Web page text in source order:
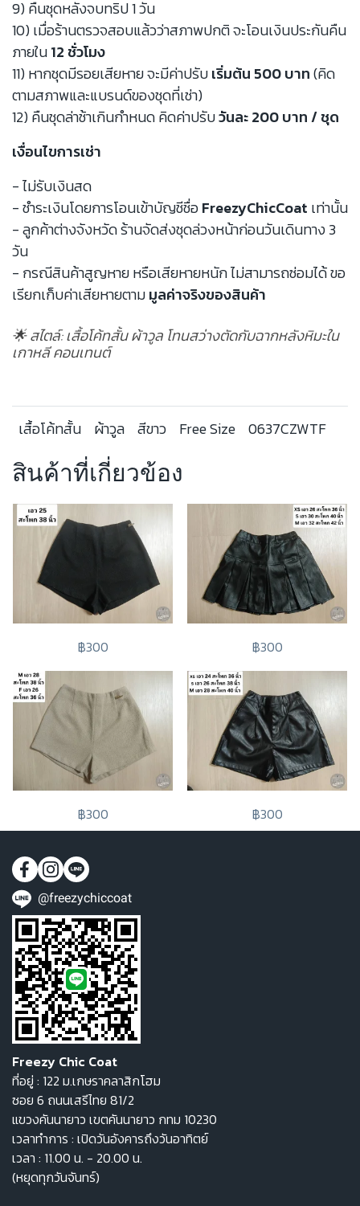
9) คืนชุดหลังจบทริป 1 วัน
10) เมื่อร้านตรวจสอบแล้วว่าสภาพปกติ จะโอนเงินประกันคืน
ภายใน12 ชั่วโมง
11) หากชุดมีรอยเสียหาย จะมีค่าปรับเริ่มต้น 500 บาท(คิด
ตามสภาพและแบรนด์ของชุดที่เช่า)
12) คืนชุดล่าช้าเกินกำหนด คิดค่าปรับวันละ 200 บาท / ชุด
เงื่อนไขการเช่า
- ไม่รับเงินสด
- ชำระเงินโดยการโอนเข้าบัญชีชื่อFreezyChicCoat เท่านั้น
- ลูกค้าต่างจังหวัด ร้านจัดส่งชุดล่วงหน้าก่อนวันเดินทาง 3
วัน
- กรณีสินค้าสูญหาย หรือเสียหายหนัก ไม่สามารถซ่อมได้ ขอ
เรียกเก็บค่าเสียหายตามมูลค่าจริงของสินค้า
🌟 สไตล์: เสื้อโค้ทสั้น ผ้าวูล โทนสว่างตัดกับฉากหลังหิมะใน
เกาหลี คอนเทนต์
เสื้อโค้ทสั้น ผ้าวูล สีขาว Free Size 0637CZWTF
สินค้าที่เกี่ยวข้อง
฿300 ฿300
฿300 ฿300
@freezychiccoat
Freezy Chic Coat
ที่อยู่ : 122 ม.เกษราคลาสิกโฮม
ซอย 6 ถนนเสรีไทย 81/2
แขวงคันนายาว เขตคันนายาว กทม 10230
เวลาทำการ : เปิดวันอังคารถึงวันอาทิตย์
เวลา : 11.00 น. - 20.00 น.
(หยุดทุกวันจันทร์)